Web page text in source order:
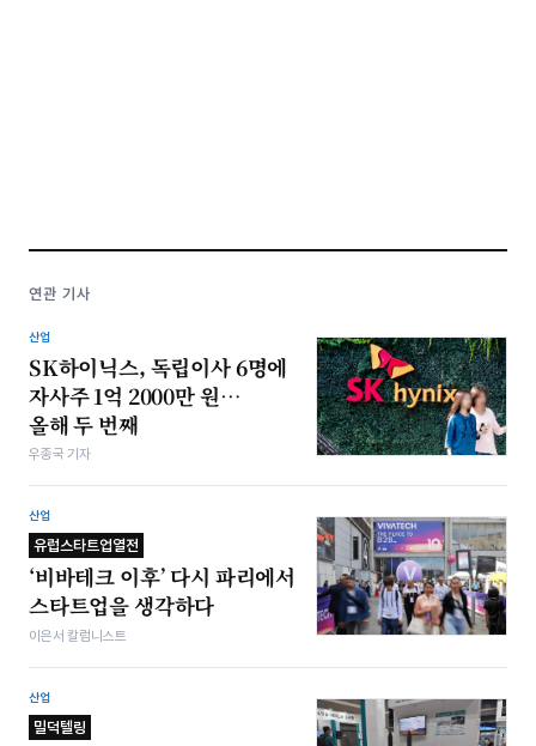
연관 기사
산업
SK하이닉스, 독립이사 6명에
자사주 1억 2000만 원…
올해 두 번째
우종국 기자
산업
유럽스타트업열전
‘비바테크 이후’ 다시 파리에서
스타트업을 생각하다
이은서 칼럼니스트
산업
밀덕텔링